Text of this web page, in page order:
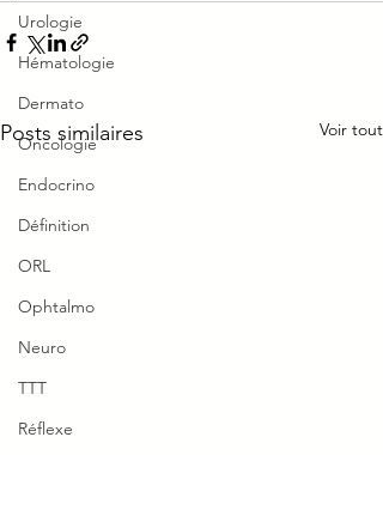
Urologie
Hématologie
Dermato
Oncologie
Endocrino
Définition
ORL
Ophtalmo
Neuro
TTT
Réflexe
Posts similaires Voir tout